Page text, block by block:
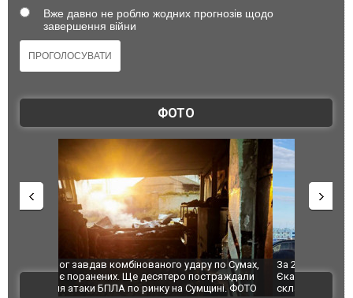
Вже давно не роблю жодних прогнозів щодо
завершення війни
ФОТО
За 2000 кілометрів від кордону з Україною: в
Єкатеринбурзі після атаки дронів загорівся
склад Wildberries. ФОТО. ВІДЕО
"Мої
ВІДЕО